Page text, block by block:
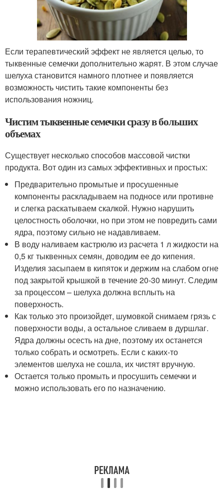
Если терапевтический эффект не является целью, то
тыквенные семечки дополнительно жарят. В этом случае
шелуха становится намного плотнее и появляется
возможность чистить такие компоненты без
использования ножниц.
Чистим тыквенные семечки сразу в больших
объемах
Существует несколько способов массовой чистки
продукта. Вот один из самых эффективных и простых:
Предварительно промытые и просушенные
компоненты раскладываем на подносе или противне
и слегка раскатываем скалкой. Нужно нарушить
целостность оболочки, но при этом не повредить сами
ядра, поэтому сильно не надавливаем.
В воду наливаем кастрюлю из расчета 1 л жидкости на
0,5 кг тыквенных семян, доводим ее до кипения.
Изделия засыпаем в кипяток и держим на слабом огне
под закрытой крышкой в течение 20-30 минут. Следим
за процессом – шелуха должна всплыть на
поверхность.
Как только это произойдет, шумовкой снимаем грязь с
поверхности воды, а остальное сливаем в дуршлаг.
Ядра должны осесть на дне, поэтому их останется
только собрать и осмотреть. Если с каких-то
элементов шелуха не сошла, их чистят вручную.
Остается только промыть и просушить семечки и
можно использовать его по назначению.